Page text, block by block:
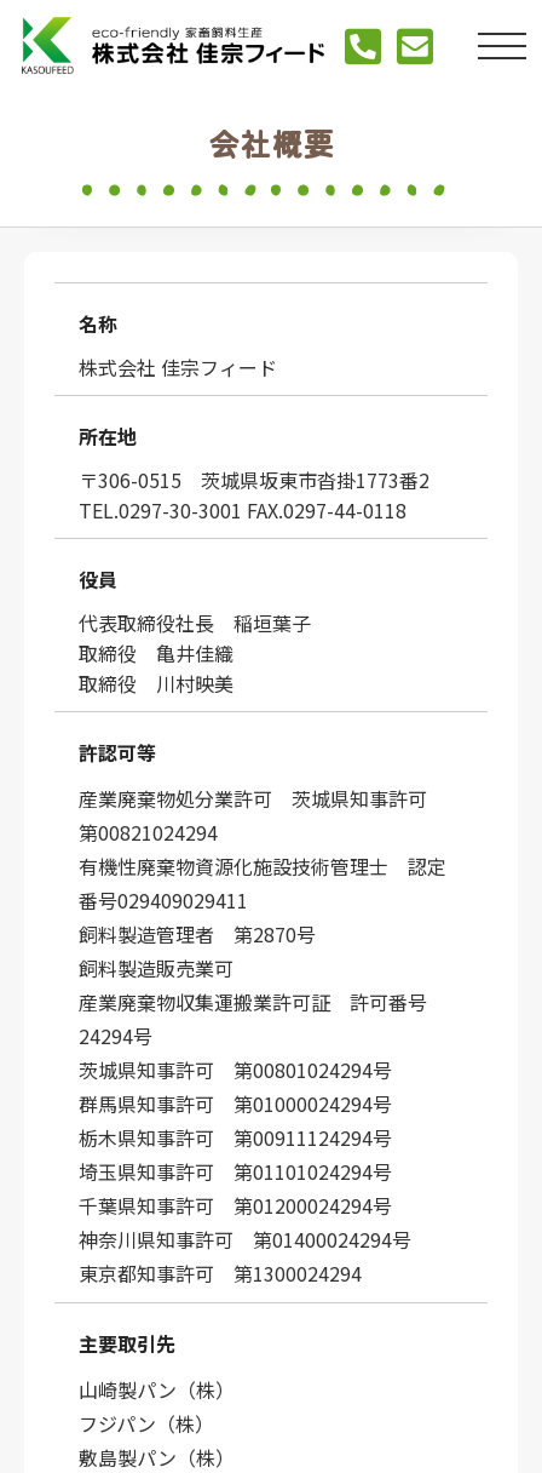
会社概要
名称
株式会社 佳宗フィード
所在地
〒306-0515 茨城県坂東市沓掛1773番2
TEL.0297-30-3001 FAX.0297-44-0118
役員
代表取締役社長 稲垣葉子
取締役 亀井佳織
取締役 川村映美
許認可等
産業廃棄物処分業許可 茨城県知事許可
第00821024294
有機性廃棄物資源化施設技術管理士 認定
番号029409029411
飼料製造管理者 第2870号
飼料製造販売業可
産業廃棄物収集運搬業許可証 許可番号
24294号
茨城県知事許可 第00801024294号
群馬県知事許可 第01000024294号
栃木県知事許可 第00911124294号
埼玉県知事許可 第01101024294号
千葉県知事許可 第01200024294号
神奈川県知事許可 第01400024294号
東京都知事許可 第1300024294
主要取引先
山崎製パン（株）
フジパン（株）
敷島製パン（株）